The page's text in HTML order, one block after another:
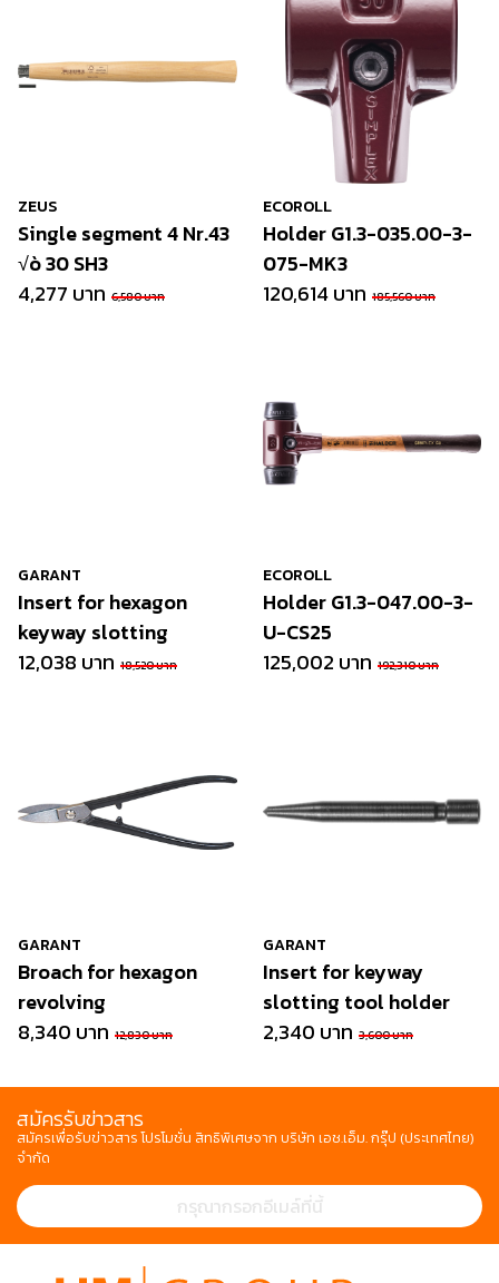
ZEUS
Single segment 4 Nr.43
√ò 30 SH3
4,277 บาท 6,580 บาท
ECOROLL
Holder G1.3-035.00-3-
075-MK3
120,614 บาท 185,560 บาท
GARANT
Insert for hexagon
keyway slotting
12,038 บาท 18,520 บาท
ECOROLL
Holder G1.3-047.00-3-
U-CS25
125,002 บาท 192,310 บาท
GARANT
Broach for hexagon
revolving
8,340 บาท 12,830 บาท
GARANT
Insert for keyway
slotting tool holder
2,340 บาท 3,600 บาท
สมัครรับข่าวสาร
สมัครเพื่อรับข่าวสาร โปรโมชั่น สิทธิพิเศษจาก บริษัท เอช.เอ็ม. กรุ๊ป (ประเทศไทย)
จำกัด